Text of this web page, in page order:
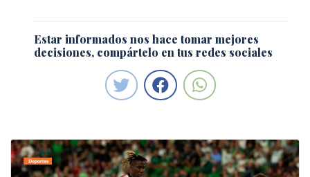
Estar informados nos hace tomar mejores
decisiones, compártelo en tus redes sociales